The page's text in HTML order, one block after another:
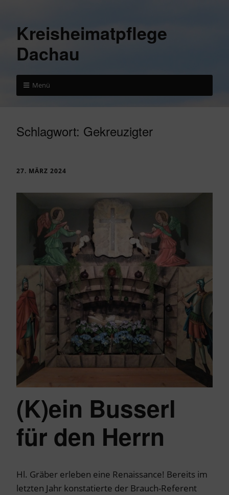
Kreisheimatpflege
Dachau
Menü
Schlagwort: Gekreuzigter
27. MÄRZ 2024
(K)ein Busserl
für den Herrn
Hl. Gräber erleben eine Renaissance! Bereits im
letzten Jahr konstatierte der Brauch-Referent